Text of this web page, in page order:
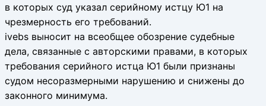
в которых суд указал серийному истцу Ю1 на
чрезмерность его требований.
ivebs выносит на всеобщее обозрение судебные
дела, связанные с авторскими правами, в которых
требования серийного истца Ю1 были признаны
судом несоразмерными нарушению и снижены до
законного минимума.